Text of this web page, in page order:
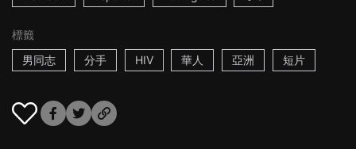
標籤
男同志
分手 HIV 華人 亞洲 短片